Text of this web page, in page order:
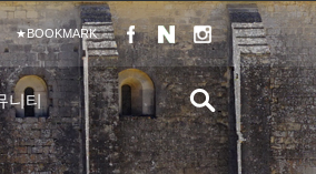
★BOOKMARK
니티